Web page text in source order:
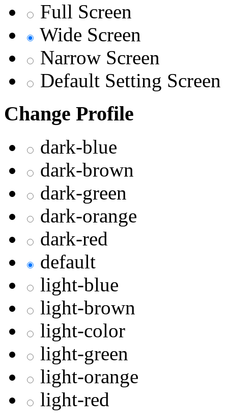
Full Screen
Wide Screen
Narrow Screen
Default Setting Screen
Change Profile
dark-blue
dark-brown
dark-green
dark-orange
dark-red
default
light-blue
light-brown
light-color
light-green
light-orange
light-red